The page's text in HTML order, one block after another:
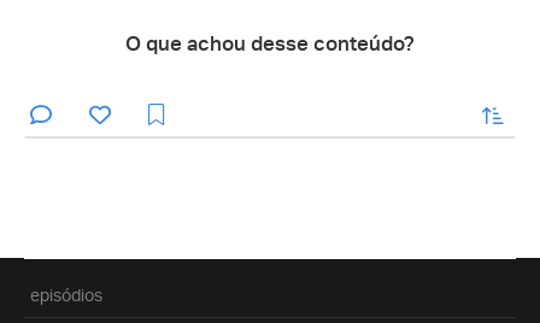
O que achou desse conteúdo?
enviar
episódios